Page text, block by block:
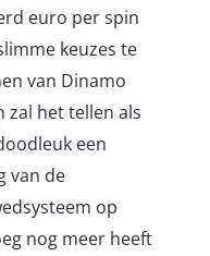
euro per spin
keuzes te
van Dinamo
zal het tellen als
een
van de
op
nog meer heeft